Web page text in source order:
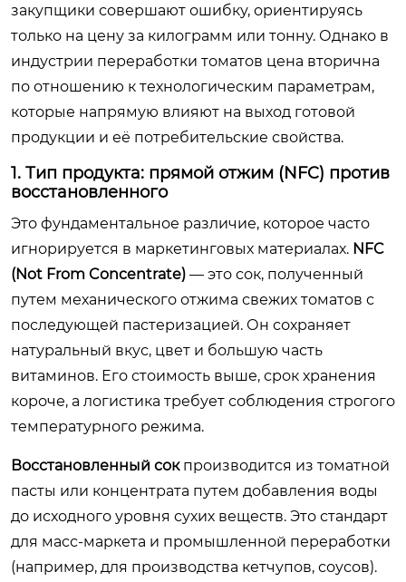
закупщики совершают ошибку, ориентируясь
только на цену за килограмм или тонну. Однако в
индустрии переработки томатов цена вторична
по отношению к технологическим параметрам,
которые напрямую влияют на выход готовой
продукции и её потребительские свойства.
1. Тип продукта: прямой отжим (NFC) против
восстановленного
Это фундаментальное различие, которое часто
игнорируется в маркетинговых материалах. NFC
(Not From Concentrate) — это сок, полученный
путем механического отжима свежих томатов с
последующей пастеризацией. Он сохраняет
натуральный вкус, цвет и большую часть
витаминов. Его стоимость выше, срок хранения
короче, а логистика требует соблюдения строгого
температурного режима.
Восстановленный сокпроизводится из томатной
пасты или концентрата путем добавления воды
до исходного уровня сухих веществ. Это стандарт
для масс-маркета и промышленной переработки
(например, для производства кетчупов, соусов).